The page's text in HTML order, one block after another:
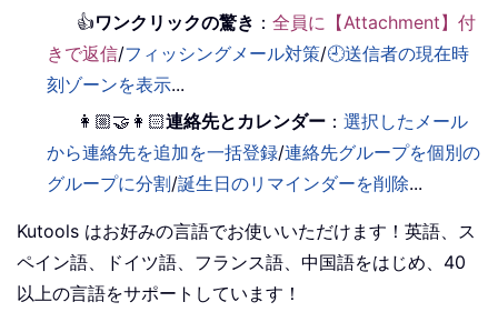
👍ワンクリックの驚き ：全員に【Attachment】付
きで返信/フィッシングメール対策/🕘送信者の現在時
刻ゾーンを表示...
👩🏼‍🤝‍👩🏻連絡先とカレンダー ：選択したメール
から連絡先を追加を一括登録/連絡先グループを個別の
グループに分割/誕生日のリマインダーを削除...
Kutools はお好みの言語でお使いいただけます！英語、ス
ペイン語、ドイツ語、フランス語、中国語をはじめ、40
以上の言語をサポートしています！